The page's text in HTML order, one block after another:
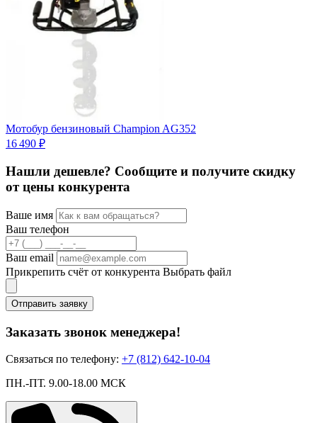
Мотобур бензиновый Champion AG352
16 490 ₽
Нашли дешевле? Сообщите и получите скидку
от цены конкурента
Ваше имя
Ваш телефон
Ваш email
Прикрепить счёт от конкурента Выбрать файл
Отправить заявку
Заказать звонок менеджера!
Связаться по телефону: +7 (812) 642-10-04
ПН.-ПТ. 9.00-18.00 МСК